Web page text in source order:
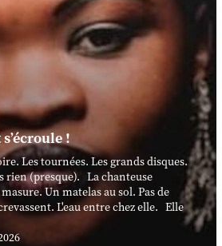
!
Les tournées. Les grands disques.
rien (presque). La chanteuse
Un matelas au sol. Pas de
L'eau entre chez elle. Elle